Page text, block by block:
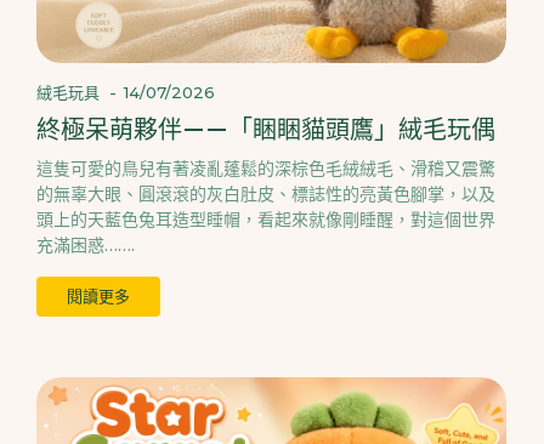
絨毛玩具 - 14/07/2026
終極呆萌夥伴——「睏睏貓頭鷹」絨毛玩偶
這隻可愛的鳥兒有著凌亂蓬鬆的深棕色毛絨絨毛、滑稽又震驚
的無辜大眼、圓滾滾的灰白肚皮、標誌性的亮黃色腳掌，以及
頭上的天藍色兔耳造型睡帽，看起來就像剛睡醒，對這個世界
充滿困惑…….
閱讀更多